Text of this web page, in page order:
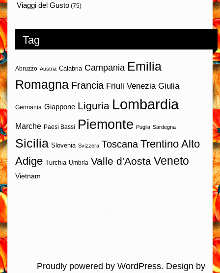
Viaggi del Gusto (75)
Tag
Abruzzo Austria Calabria Campania Emilia
Romagna Francia Friuli Venezia Giulia
Germania Giappone Liguria Lombardia
Marche Paesi Bassi Piemonte Puglia Sardegna
Sicilia Slovenia Svizzera Toscana Trentino Alto
Adige Turchia Umbria Valle d'Aosta Veneto
Vietnam
Proudly powered by WordPress. Design by